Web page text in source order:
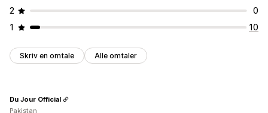
2
0
1
10
Skriv en omtale Alle omtaler
Du Jour Official
Pakistan